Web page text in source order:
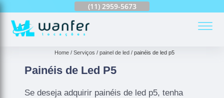
(11) 2959-5673
Home Serviços painel de led painéis de led p5
Painéis de Led P5
Se deseja adquirir painéis de led p5, tenha